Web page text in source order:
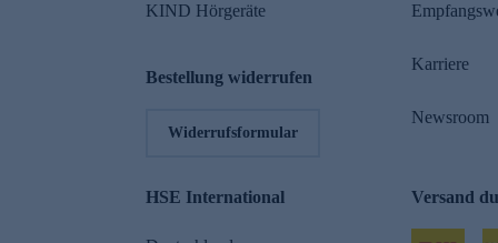
KIND Hörgeräte
Bestellung widerrufen
Widerrufsformular
Karriere
Newsroom
HSE International Versand